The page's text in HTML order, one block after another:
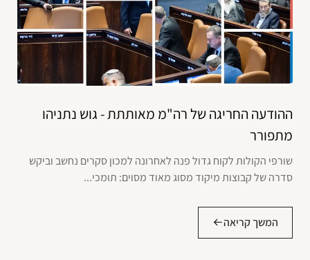
ההודעה החריגה של רה"מ מאותתת - גוש נתניהו
מתפורר
שורפי הקולות לקוח גדול פנה לאחרונה למכון סקרים נחשב וביקש
סדרה של קבוצות מיקוד מסוג מאוד מסוים: תומכי...
המשך קריאה